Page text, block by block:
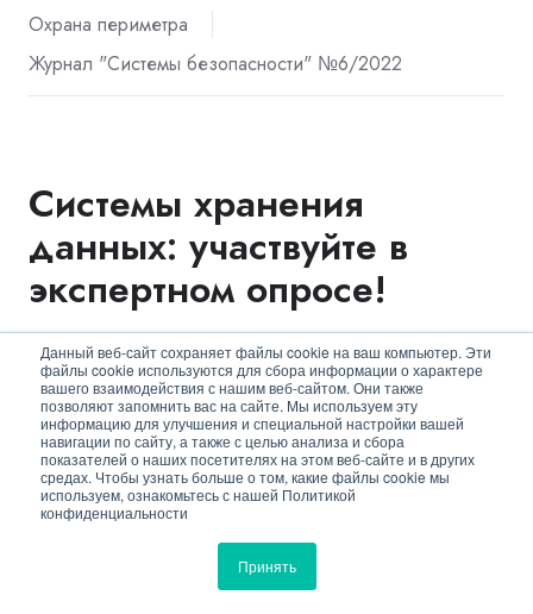
Данный веб-сайт сохраняет файлы cookie на ваш компьютер. Эти
файлы cookie используются для сбора информации о характере
вашего взаимодействия с нашим веб-сайтом. Они также
позволяют запомнить вас на сайте. Мы используем эту
информацию для улучшения и специальной настройки вашей
навигации по сайту, а также с целью анализа и сбора
показателей о наших посетителях на этом веб-сайте и в других
средах. Чтобы узнать больше о том, какие файлы cookie мы
используем, ознакомьтесь с нашей Политикой
конфиденциальности
Принять
Охрана периметра
Журнал "Системы безопасности" №6/2022
Системы хранения
данных: участвуйте в
экспертном опросе!
Анна Миронова01/12/2022